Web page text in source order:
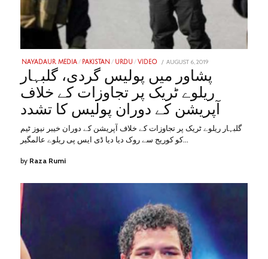
NAYADAUR MEDIA / PAKISTAN / URDU / VIDEO
POSTED
AUGUST 6, 2019
2023پشاور میں پولیس گردی، گلبہار
ریلوے ٹریک پر تجاوزات کے خلاف
آپریشن کے دوران پولیس کا تشدد
گلبہار ریلوے ٹریک پر تجاوزات کے خلاف آپریشن کے دوران خیبر نیوز ٹیم
کو کوریج سے روک دیا دیا ڈی ایس پی ریلوے عالمگیر…
by Raza Rumi